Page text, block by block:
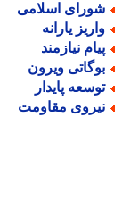
اسلامی
یارانه
نیازمند
ویرون
پایدار
مقاومت